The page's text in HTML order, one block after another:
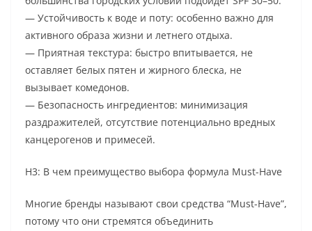
— Устойчивость к воде и поту: особенно важно для
активного образа жизни и летнего отдыха.
— Приятная текстура: быстро впитывается, не
оставляет белых пятен и жирного блеска, не
вызывает комедонов.
— Безопасность ингредиентов: минимизация
раздражителей, отсутствие потенциально вредных
канцерогенов и примесей.
H3: В чем преимущество выбора формула Must-Have
Многие бренды называют свои средства “Must-Have”,
потому что они стремятся объединить